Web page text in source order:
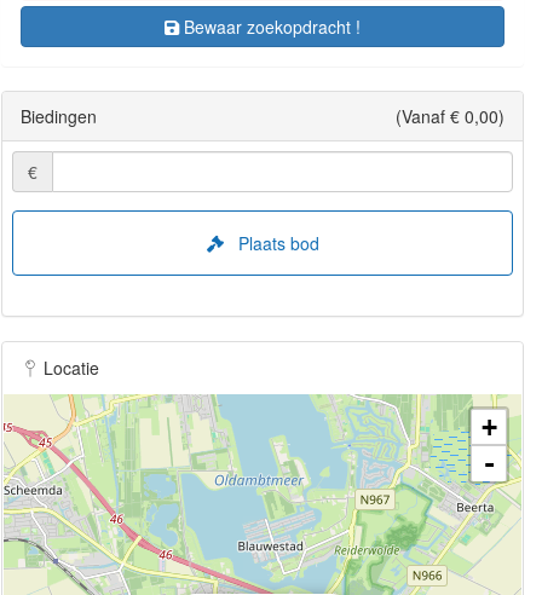
Bewaar zoekopdracht !
Biedingen (Vanaf € 0,00)
€
Plaats bod
Locatie
+
-